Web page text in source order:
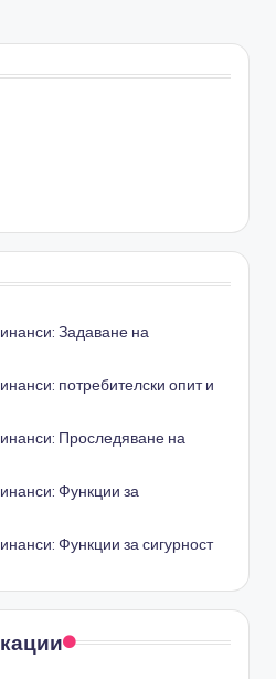
Задаване на
потребителски опит и
Проследяване на
Функции за
Функции за сигурност